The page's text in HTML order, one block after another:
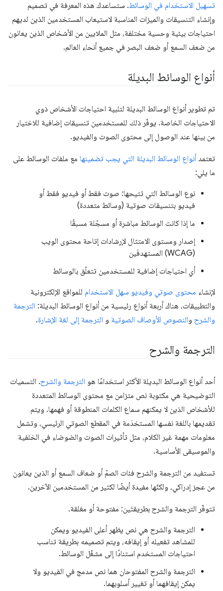
تسهيل الاستخدام في الوسائط. ستساعدك هذه المعرفة في تصميم
وإنشاء التنسيقات والميزات المناسبة لاستيعاب المستخدمين الذين لديهم
احتياجات بيئية وحسية مختلفة، مثل الملايين من الأشخاص الذين يعانون
من ضعف السمع أو ضعف البصر في جميع أنحاء العالم.
أنواع الوسائط البديلة
تم تطوير أنواع الوسائط البديلة لتلبية احتياجات الأشخاص ذوي
الاحتياجات الخاصة. يوفّر ذلك للمستخدمين تنسيقات إضافية للاختيار
من بينها عند الوصول إلى محتوى الصوت والفيديو.
تعتمد أنواع الوسائط البديلة التي يجب تضمينها مع ملفات الوسائط على
ما يلي:
نوع الوسائط التي تتيحها: صوت فقط أو فيديو فقط أو
فيديو بتنسيقات صوتية (وسائط متعددة)
ما إذا كانت الوسائط مباشرة أو مسجّلة مسبقًا
إصدار ومستوى الامتثال لإرشادات إتاحة محتوى الويب
(WCAG) المستهدفَين
أي احتياجات إضافية للمستخدمين تتعلّق بالوسائط
لإنشاء محتوى صوتي وفيديو سهل الاستخدام للمواقع الإلكترونية
والتطبيقات، هناك أربعة أنواع رئيسية من أنواع الوسائط البديلة: الترجمة
والشرح والنصوص الأوصاف الصوتية و الترجمة إلى لغة الإشارة.
الترجمة والشرح
أحد أنواع الوسائط البديلة الأكثر استخدامًا هو الترجمة والشرح. التسميات
التوضيحية هي مكتوبة نص متزامن مع محتوى الوسائط المتعددة
للأشخاص الذين لا يمكنهم سماع الكلمات المنطوقة أو فهمها. ويتم
تقديمها باللغة نفسها المستخدَمة في المقطع الصوتي الرئيسي، وتشمل
معلومات مهمة غير الكلام، مثل تأثيرات الصوت والضوضاء في الخلفية
والموسيقى الأساسية.
تستفيد من الترجمة والشرح فئات الصمّ أو ضعاف السمع أو الذين يعانون
من عجز إدراكي، ولكنّها مفيدة أيضًا لكثير من المستخدمين الآخرين.
تتوفّر الترجمة والشرح بطريقتَين: مفتوحة أو مغلقة.
الترجمة والشرح هي نص يظهر أعلى الفيديو ويمكن
للمشاهد تفعيله أو إيقافه، ويتم تصميمه بطريقة تناسب
احتياجات المستخدم استنادًا إلى مشغّل الوسائط.
الترجمة والشرح المفتوحان هما نص مدمج في الفيديو ولا
يمكن إيقافهما أو تغيير أسلوبهما.